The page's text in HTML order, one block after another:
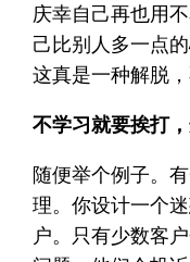
庆幸自己再也用
己比别人多一点
这真是一种解脱
不学习就要挨打
随便举个例子。
理。你设计一个
户。只有少数客